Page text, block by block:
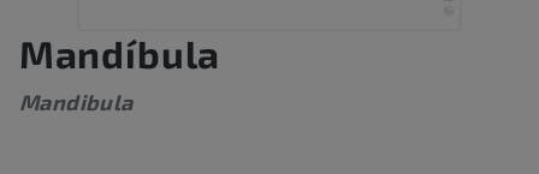
Mandíbula
Mandibula